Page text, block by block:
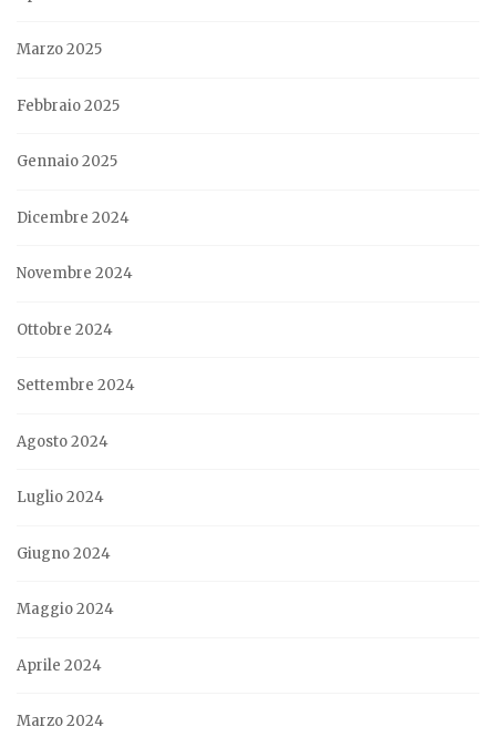
Marzo 2025
Febbraio 2025
Gennaio 2025
Dicembre 2024
Novembre 2024
Ottobre 2024
Settembre 2024
Agosto 2024
Luglio 2024
Giugno 2024
Maggio 2024
Aprile 2024
Marzo 2024